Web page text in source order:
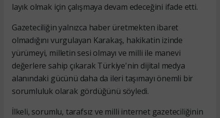
layık olmak için çalışmaya devam edeceğini ifade etti.
Gazeteciliğin yalnızca haber üretmekten ibaret
olmadığını vurgulayan Karakaş, hakikatin izinde
yürümeyi, milletin sesi olmayı ve milli ile manevi
değerlere sahip çıkarak Türkiye'nin dijital medya
alanındaki gücünü daha da ileri taşımayı önemli bir
sorumluluk olarak gördüğünü söyledi.
İlkeli, sorumlu, tarafsız ve milli internet gazeteciliğinin